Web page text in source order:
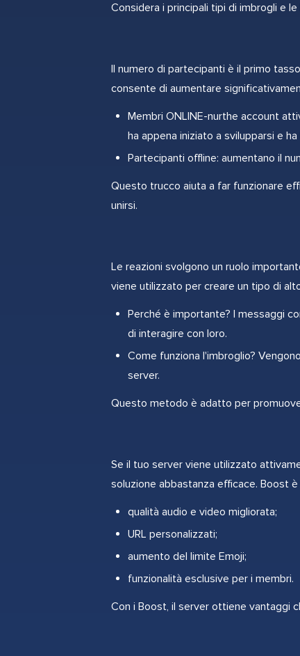
Considera i principali tipi di imbrogli e
Il numero di partecipanti è il primo
consente di aumentare
Membri ONLINE-nurthe account
ha appena iniziato a svilupparsi e
Partecipanti offline: aumentano il
Questo trucco aiuta a far funzionare
unirsi.
Le reazioni svolgono un ruolo
viene utilizzato per creare un tipo di
Perché è importante? I messaggi
di interagire con loro.
Come funziona l'imbroglio?
server.
Questo metodo è adatto per
Se il tuo server viene utilizzato
soluzione abbastanza efficace. Boost
qualità audio e video migliorata;
URL personalizzati;
aumento del limite Emoji;
funzionalità esclusive per i membri.
Con i Boost, il server ottiene vantaggi